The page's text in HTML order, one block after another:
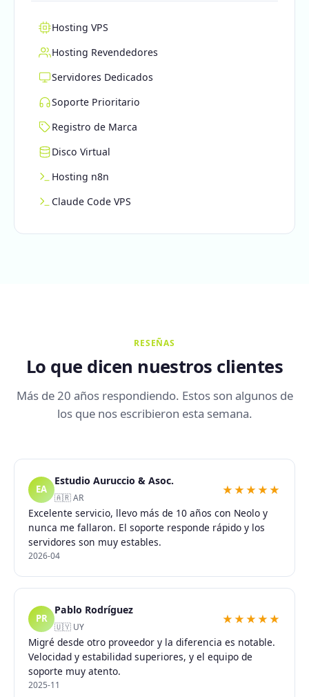
Hosting VPS
Hosting Revendedores
Servidores Dedicados
Soporte Prioritario
Registro de Marca
Disco Virtual
Hosting n8n
Claude Code VPS
RESEÑAS
Lo que dicen nuestros clientes
Más de 20 años respondiendo. Estos son algunos de
los que nos escribieron esta semana.
EA
Estudio Auruccio & Asoc.
🇦🇷 AR
★★★★★
Excelente servicio, llevo más de 10 años con Neolo y
nunca me fallaron. El soporte responde rápido y los
servidores son muy estables.
2026-04
PR
Pablo Rodríguez
🇺🇾 UY
★★★★★
Migré desde otro proveedor y la diferencia es notable.
Velocidad y estabilidad superiores, y el equipo de
soporte muy atento.
2025-11